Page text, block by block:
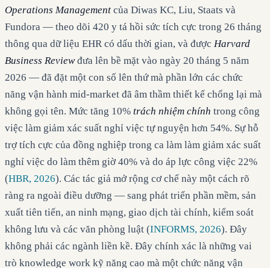
Operations Management của Diwas KC, Liu, Staats và
Fundora — theo dõi 420 y tá hồi sức tích cực trong 26 tháng
thông qua dữ liệu EHR có dấu thời gian, và được Harvard
Business Reviewđưa lên bề mặt vào ngày 20 tháng 5 năm
2026 — đã đặt một con số lên thứ mà phần lớn các chức
năng vận hành mid-market đã âm thầm thiết kế chống lại mà
không gọi tên. Mức tăng 10% trách nhiệm chính trong công
việc làm giảm xác suất nghỉ việc tự nguyện hơn 54%. Sự hỗ
trợ tích cực của đồng nghiệp trong ca làm làm giảm xác suất
nghỉ việc do làm thêm giờ 40% và do áp lực công việc 22%
(HBR, 2026). Các tác giả mở rộng cơ chế này một cách rõ
ràng ra ngoài điều dưỡng — sang phát triển phần mềm, sản
xuất tiên tiến, an ninh mạng, giao dịch tài chính, kiểm soát
không lưu và các văn phòng luật (INFORMS, 2026). Đây
không phải các ngành liền kề. Đây chính xác là những vai
trò knowledge work kỹ năng cao mà một chức năng vận